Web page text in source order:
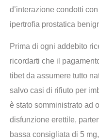
d’interazione condotti
ipertrofia prostatica
Prima di ogni addebito
ricordarti che il
tibet da assumere tutto
salvo casi di rifiuto per
è stato somministrato ad
disfunzione erettile,
bassa consigliata di 5